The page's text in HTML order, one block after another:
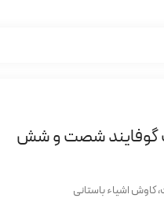
گوفایند شصت و شش
اشیاء باستانی